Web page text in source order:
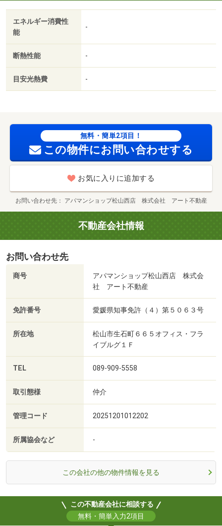
エネルギー消費性
能
-
断熱性能 -
目安光熱費 -
無料・簡単2項目！
この物件にお問い合わせする
お気に入りに追加する
お問い合わせ先 アパマンショップ松山西店 株式会社 アート不動産
不動産会社情報
お問い合わせ先
商号
アパマンショップ松山西店 株式会
社 アート不動産
免許番号 愛媛県知事免許（４）第５０６３号
所在地
松山市生石町６６５オフィス・フラ
イブルグ１Ｆ
TEL 089-909-5558
取引態様 仲介
管理コード 20251201012202
所属協会など -
この会社の他の物件情報を見る
この不動産会社に相談する
無料・簡単入力2項目